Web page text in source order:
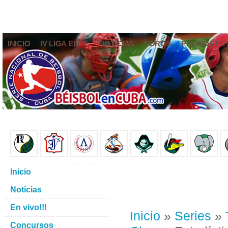
INICIO IV LIGA ELITE NOTICIAS FOROS
Inicio » Series »
Inicio
Noticias
En vivo!!!
Concursos